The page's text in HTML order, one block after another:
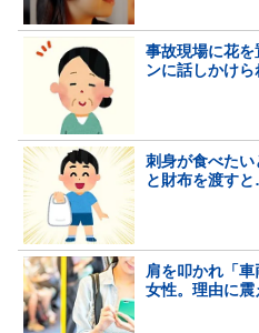
事故現場に花
ンに話しかけ
刺身が食べたい
と財布を渡す
肩を叩かれ「
女性。理由に震